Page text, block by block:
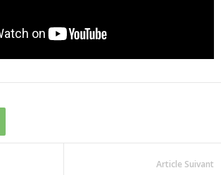
Article Suivant